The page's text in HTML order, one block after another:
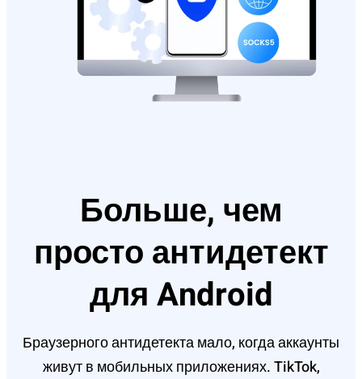
Больше, чем
просто антидетект
для Android
Браузерного антидетекта мало, когда аккаунты
живут в мобильных приложениях. TikTok,